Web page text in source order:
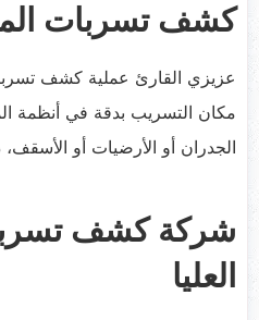
كشف تسربات
عزيزي القارئ عملية كشف
مكان التسريب بدقة في أنظمة
الجدران أو الأرضيات أو
شركة كشف
العليا